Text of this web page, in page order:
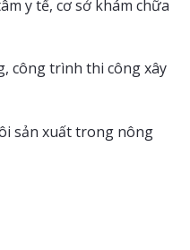
y tế, cơ sở khám chữa
công trình thi công xây
sản xuất trong nông